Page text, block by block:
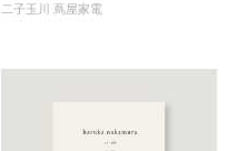
ピーカー
二子玉川 蔦屋家電